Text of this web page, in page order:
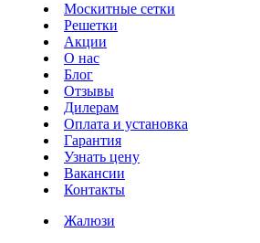
Москитные сетки
Решетки
Акции
О нас
Блог
Отзывы
Дилерам
Оплата и установка
Гарантия
Узнать цену
Вакансии
Контакты
Жалюзи